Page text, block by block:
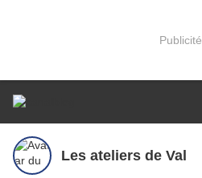
Publicité
Les ateliers de Val